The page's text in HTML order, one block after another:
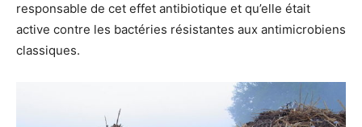
responsable de cet effet antibiotique et qu’elle était
active contre les bactéries résistantes aux antimicrobiens
classiques.